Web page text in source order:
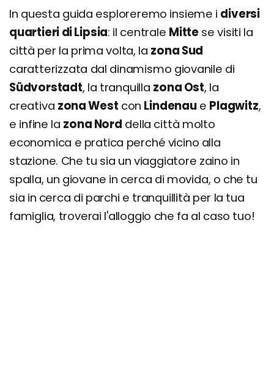
In questa guida esploreremo insieme i diversi
quartieri di Lipsia: il centrale Mittese visiti la
città per la prima volta, la zona Sud
caratterizzata dal dinamismo giovanile di
Südvorstadt, la tranquilla zona Ost, la
creativa zona West con Lindenaue Plagwitz,
e infine la zona Nord della città molto
economica e pratica perché vicino alla
stazione. Che tu sia un viaggiatore zaino in
spalla, un giovane in cerca di movida, o che tu
sia in cerca di parchi e tranquillità per la tua
famiglia, troverai l'alloggio che fa al caso tuo!